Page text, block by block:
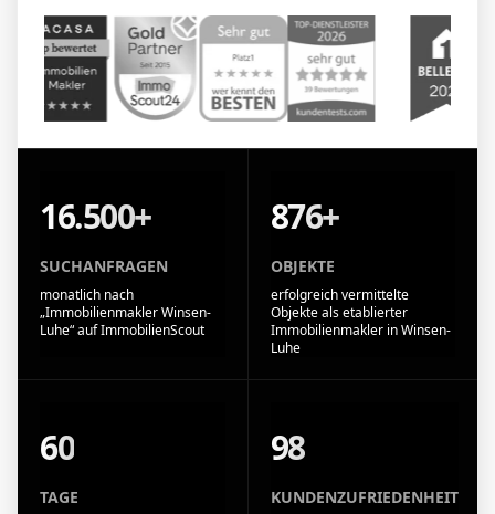
16.500+
SUCHANFRAGEN
monatlich nach
„Immobilienmakler Winsen-
Luhe“ auf ImmobilienScout
876+
OBJEKTE
erfolgreich vermittelte
Objekte als etablierter
Immobilienmakler in Winsen-
Luhe
60
TAGE
98
KUNDENZUFRIEDENHEIT